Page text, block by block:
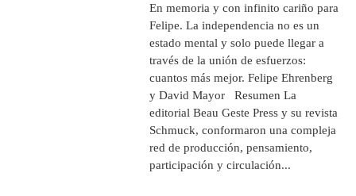
En memoria y con infinito cariño para
Felipe. La independencia no es un
estado mental y solo puede llegar a
través de la unión de esfuerzos:
cuantos más mejor. Felipe Ehrenberg
y David Mayor Resumen La
editorial Beau Geste Press y su revista
Schmuck, conformaron una compleja
red de producción, pensamiento,
participación y circulación...